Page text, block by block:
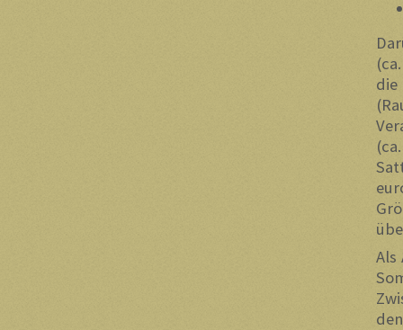
Als